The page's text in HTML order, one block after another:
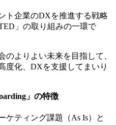
ト企業のDXを推進する戦略
」の取り組みの一環で
のよりよい未来を目指して、
度化、DXを支援してまいり
」の特徴
ケティング課題（As Is）と